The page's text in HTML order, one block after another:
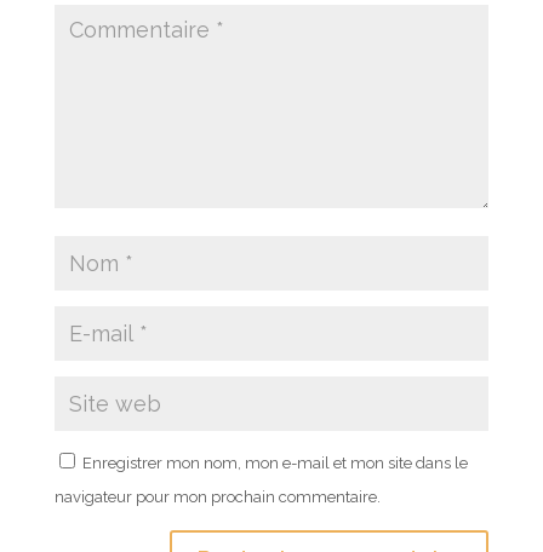
Enregistrer mon nom, mon e-mail et mon site dans le
navigateur pour mon prochain commentaire.